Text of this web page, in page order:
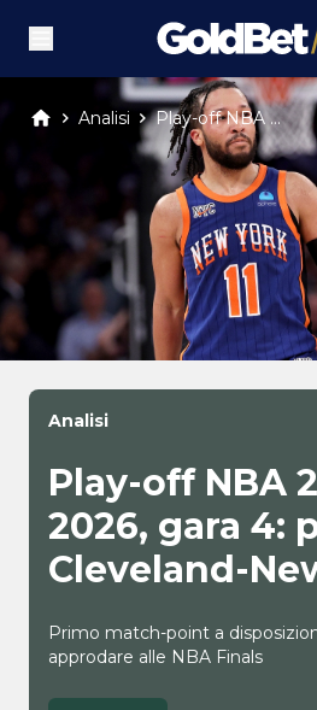
Analisi Play-off NBA ...
Analisi
Play-off NBA
2026, gara 4:
Cleveland-
Primo match-point a
approdare alle NBA Finals